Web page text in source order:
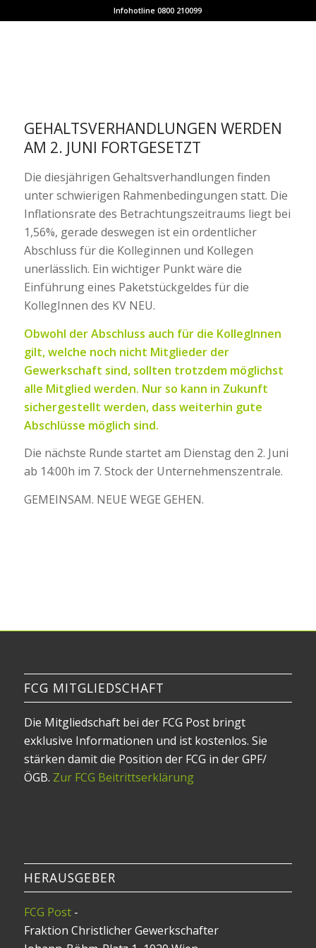
Infohotline 0800 210099
GEHALTSVERHANDLUNGEN WERDEN
AM 2. JUNI FORTGESETZT
Die diesjährigen Gehaltsverhandlungen finden
unter schwierigen Rahmenbedingungen statt. Die
Inflationsrate des Betrachtungszeitraums liegt bei
1,56%, gerade deswegen ist ein ordentlicher
Abschluss für die Kolleginnen und Kollegen
unerlässlich. Ein wichtiger Punkt wäre die
Einführung eines Paketstückgeldes für die
KollegInnen des KV NEU.
Obwohl der Abschluss auch für die KollegInnen
gilt, welche noch nicht Mitglieder der
Gewerkschaft sind, sollten trotzdem möglichst
alle Mitglied werden. Nur so kann in Zukunft
sichergestellt werden, dass weiterhin gute
Abschlüsse möglich sind.
Die nächste Runde startet am Dienstag den 2. Juni
ab 14:00h im 7. Stock der Unternehmenszentrale.
GEMEINSAM. NEUE WEGE GEHEN.
FCG MITGLIEDSCHAFT
Die Mitgliedschaft bei der FCG Post bringt
exklusive Informationen und ist kostenlos. Sie
stärken damit die Position der FCG in der GPF/
ÖGB. Zur FCG Beitrittserklärung
HERAUSGEBER
FCG Post-
Fraktion Christlicher Gewerkschafter